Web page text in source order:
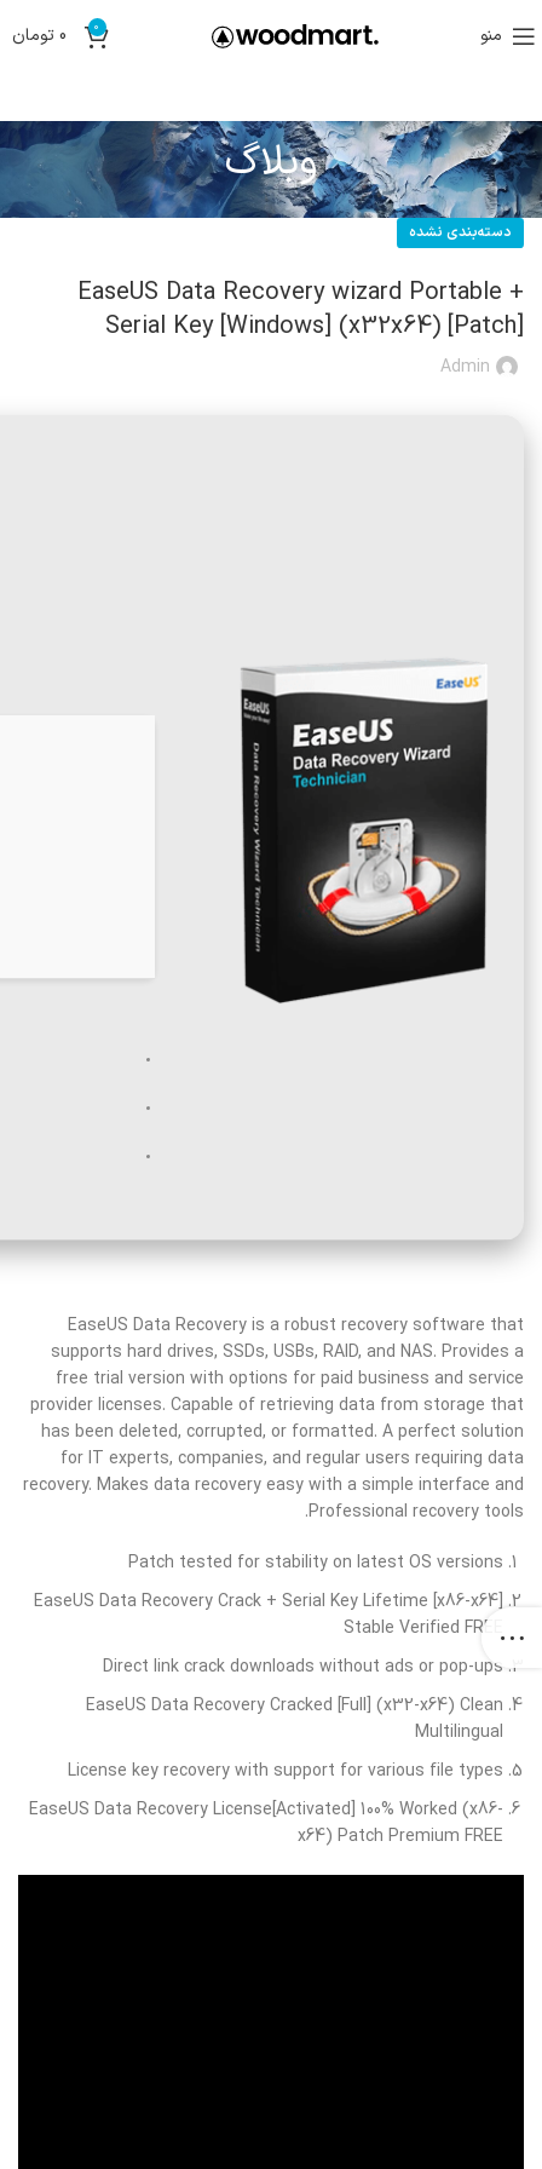
منو 0
0تومان
وبلاگ
دسته‌بندی نشده
EaseUS Data Recovery wizard Portable +
Serial Key [Windows] (x32x64) [Patch]
Admin
EaseUS Data Recovery is a robust recovery software that
supports hard drives, SSDs, USBs, RAID, and NAS. Provides a
free trial version with options for paid business and service
provider licenses. Capable of retrieving data from storage that
has been deleted, corrupted, or formatted. A perfect solution
for IT experts, companies, and regular users requiring data
recovery. Makes data recovery easy with a simple interface and
Professional recovery tools.
Patch tested for stability on latest OS versions
EaseUS Data Recovery Crack + Serial Key Lifetime [x86-x64]
Stable Verified FREE
Direct link crack downloads without ads or pop-ups
EaseUS Data Recovery Cracked [Full] (x32-x64) Clean
Multilingual
License key recovery with support for various file types
EaseUS Data Recovery License[Activated] 100% Worked (x86-
x64) Patch Premium FREE